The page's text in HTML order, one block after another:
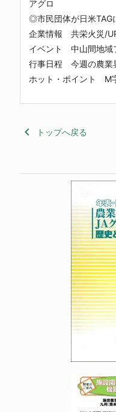
アグロ
◎市民団体が日米TAG
企業情報 共栄火災/
イベント 中山間地域
行事日程 今週の農業
ホット・ポイント M
keyboard_arrow_left トップへ戻る